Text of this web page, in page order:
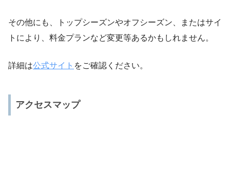
その他にも、トップシーズンやオフシーズン、またはサイ
トにより、料金プランなど変更等あるかもしれません。
詳細は公式サイト をご確認ください。
アクセスマップ